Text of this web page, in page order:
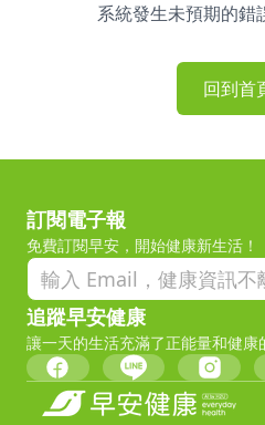
系統發生未預期的錯
回到首
訂閱電子報
免費訂閱早安，開始健康新生活！
追蹤早安健康
讓一天的生活充滿了正能量和健康